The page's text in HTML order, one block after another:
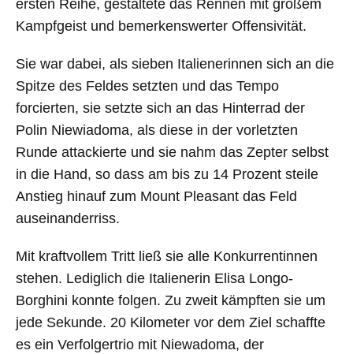
ersten Reihe, gestaltete das Rennen mit großem
Kampfgeist und bemerkenswerter Offensivität.
Sie war dabei, als sieben Italienerinnen sich an die
Spitze des Feldes setzten und das Tempo
forcierten, sie setzte sich an das Hinterrad der
Polin Niewiadoma, als diese in der vorletzten
Runde attackierte und sie nahm das Zepter selbst
in die Hand, so dass am bis zu 14 Prozent steile
Anstieg hinauf zum Mount Pleasant das Feld
auseinanderriss.
Mit kraftvollem Tritt ließ sie alle Konkurrentinnen
stehen. Lediglich die Italienerin Elisa Longo-
Borghini konnte folgen. Zu zweit kämpften sie um
jede Sekunde. 20 Kilometer vor dem Ziel schaffte
es ein Verfolgertrio mit Niewadoma, der